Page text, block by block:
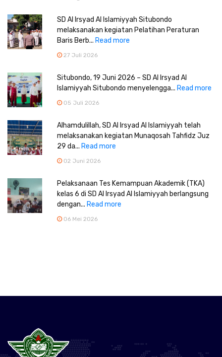
SD Al Irsyad Al Islamiyyah Situbondo
melaksanakan kegiatan Pelatihan Peraturan
Baris Berb... Read more
27 Juli 2026
Situbondo, 19 Juni 2026 – SD Al Irsyad Al
Islamiyyah Situbondo menyelengga... Read more
05 Juli 2026
Alhamdulillah, SD Al Irsyad Al Islamiyyah telah
melaksanakan kegiatan Munaqosah Tahfidz Juz
29 da... Read more
02 Juni 2026
Pelaksanaan Tes Kemampuan Akademik (TKA)
kelas 6 di SD Al Irsyad Al Islamiyyah berlangsung
dengan... Read more
06 Mei 2026